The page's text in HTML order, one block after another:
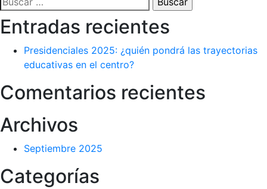
2025:
las
educativas
en
por:
Entradas recientes
Presidenciales 2025: ¿quién pondrá las trayectorias
educativas en el centro?
Comentarios recientes
Archivos
Septiembre 2025
Categorías